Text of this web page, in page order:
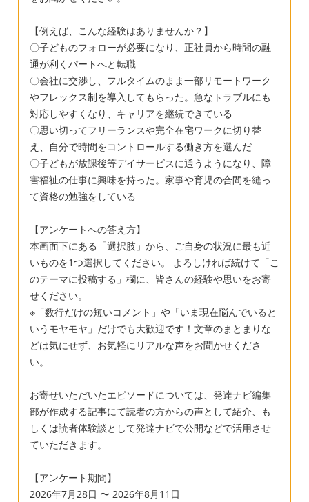
【例えば、こんな経験はありませんか？】
〇子どものフォローが必要になり、正社員から時間の融
通が利くパートへと転職
〇会社に交渉し、フルタイムのまま一部リモートワーク
やフレックス制を導入してもらった。急なトラブルにも
対応しやすくなり、キャリアを継続できている
〇思い切ってフリーランスや完全在宅ワークに切り替
え、自分で時間をコントロールする働き方を選んだ
〇子どもが放課後等デイサービスに通うようになり、障
害福祉の仕事に興味を持った。家事や育児の合間を縫っ
て資格の勉強をしている
【アンケートへの答え方】
本画面下にある「選択肢」から、ご自身の状況に最も近
いものを1つ選択してください。 よろしければ続けて「こ
のテーマに投稿する」欄に、皆さんの経験や思いをお寄
せください。
※「数行だけの短いコメント」や「いま現在悩んでいると
いうモヤモヤ」だけでも大歓迎です！文章のまとまりな
どは気にせず、お気軽にリアルな声をお聞かせくださ
い。
お寄せいただいたエピソードについては、発達ナビ編集
部が作成する記事にて読者の方からの声として紹介、も
しくは読者体験談として発達ナビで公開などで活用させ
ていただきます。
【アンケート期間】
2026年7月28日 〜 2026年8月11日